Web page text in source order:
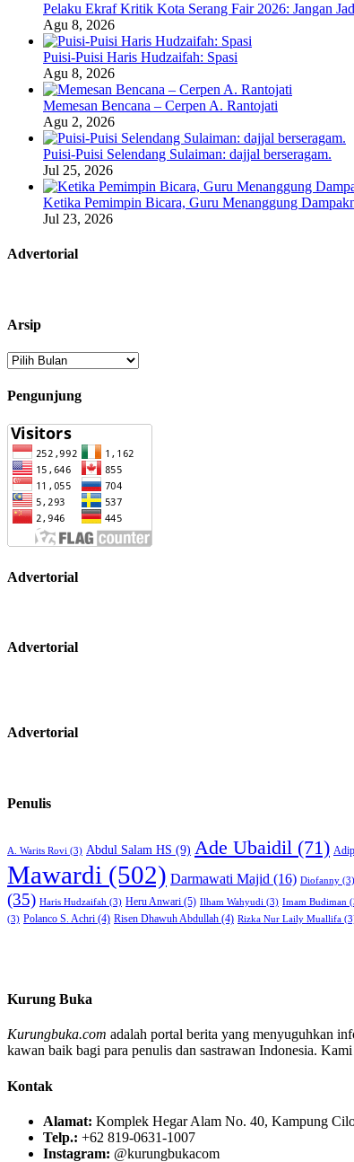
Pelaku Ekraf Kritik Kota Serang Fair 2026: Jangan
Agu 8, 2026
Puisi-Puisi Haris Hudzaifah: Spasi
Agu 8, 2026
Memesan Bencana – Cerpen A. Rantojati
Agu 2, 2026
Puisi-Puisi Selendang Sulaiman: dajjal berseragam.
Jul 25, 2026
Ketika Pemimpin Bicara, Guru Menanggung
Jul 23, 2026
Advertorial
Arsip
Arsip
Pengunjung
Advertorial
Advertorial
Advertorial
Penulis
A. Warits Rovi (3) Abdul Salam HS (9) Ade Ubaidil (71)
Mawardi (502) Darmawati Majid (16) Diofanny (3)
(35) Haris Hudzaifah (3) Heru Anwari (5) Ilham Wahyudi (3) Imam Budiman
(3) Polanco S. Achri (4) Risen Dhawuh Abdullah (4) Rizka Nur Laily Muallifa
Kurung Buka
Kurungbuka.com adalah portal berita yang menyuguhkan
kawan baik bagi para penulis dan sastrawan Indonesia.
Kontak
Alamat: Komplek Hegar Alam No. 40, Kampung
Telp.: +62 819-0631-1007
Instagram: @kurungbukacom